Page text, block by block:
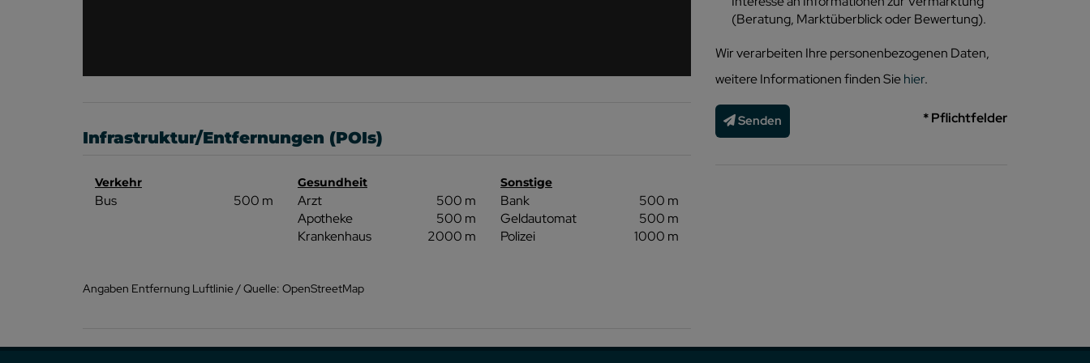
Infrastruktur/Entfernungen (POIs)
Verkehr
Bus 500 m
Gesundheit
Arzt
500 m
Apotheke
500 m
Krankenhaus
2000 m
Sonstige
Bank
500 m
Geldautomat
500 m
Polizei
1000 m
Angaben Entfernung Luftlinie / Quelle: OpenStreetMap
(Beratung, Marktüberblick oder Bewertung).
Wir verarbeiten Ihre personenbezogenen Daten,
weitere Informationen finden Siehier.
Senden * Pflichtfelder